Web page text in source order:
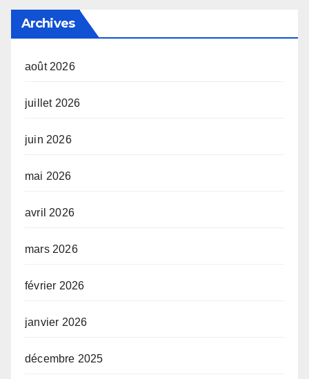
Archives
août 2026
juillet 2026
juin 2026
mai 2026
avril 2026
mars 2026
février 2026
janvier 2026
décembre 2025